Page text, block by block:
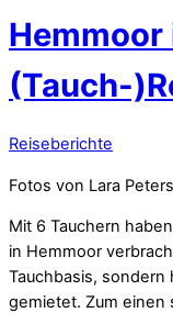
(Tauch-
Reiseberichte
Fotos von Lara Peters
Mit 6 Tauchern
in Hemmoor
Tauchbasis, sondern
gemietet. Zum einen